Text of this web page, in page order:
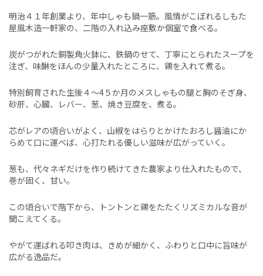
明治４１年創業より、年中しゃも鍋一筋。風情がこぼれるしもた
屋風木造一軒家の、二階の入れ込み座敷か個室で食べる。
炭がつがれた銅製角火鉢に、鉄鍋のせて、丁寧にとられたスープを
注ぎ、味醂をほんの少量入れたところに、鶏を入れて煮る。
特別飼育された生後４～4５か月のメスしゃもの腿と胸のそぎ身、
砂肝、心臓、レバー、葱、焼き豆腐を、煮る。
芯がレアの頃合いがよく、山椒をはらりとかけたおろし醤油にか
らめて口に運べば、心打たれる優しい滋味が広がっていく。
葱も、代々ネギだけを作り続けてきた農家より仕入れたもので、
巻が固く、甘い。
この頃合いで階下から、トントンと鶏をたたくリズミカルな音が
聞こえてくる。
やがて運ばれる叩き肉は、きめが細かく、ふわりと口中に旨味が
広がる逸品だ。